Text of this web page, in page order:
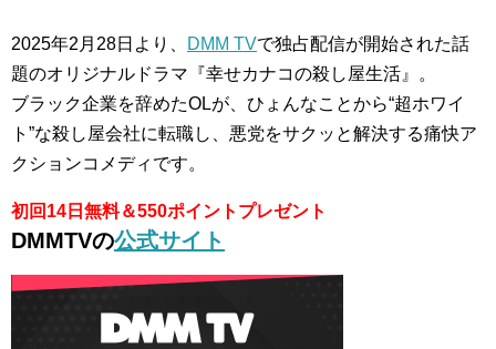
2025年2月28日より、 DMM TVで独占配信が開始された話
題のオリジナルドラマ『幸せカナコの殺し屋生活』。
ブラック企業を辞めたOLが、ひょんなことから“超ホワイ
ト”な殺し屋会社に転職し、悪党をサクッと解決する痛快ア
クションコメディです。
初回14日無料＆550ポイントプレゼント
DMMTVの公式サイト